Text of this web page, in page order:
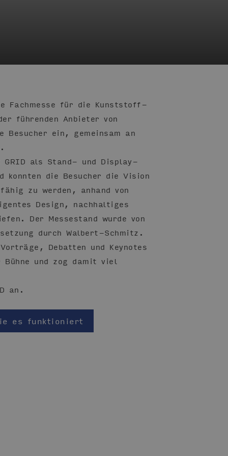
Fachmesse für die Kunststoff-
führenden Anbieter von
Besucher ein, gemeinsam an
als Stand- und Display-
die Besucher die Vision
zu werden, anhand von
Design, nachhaltiges
Der Messestand wurde von
durch Walbert-Schmitz.
Debatten und Keynotes
und zog damit viel
an.
es funktioniert